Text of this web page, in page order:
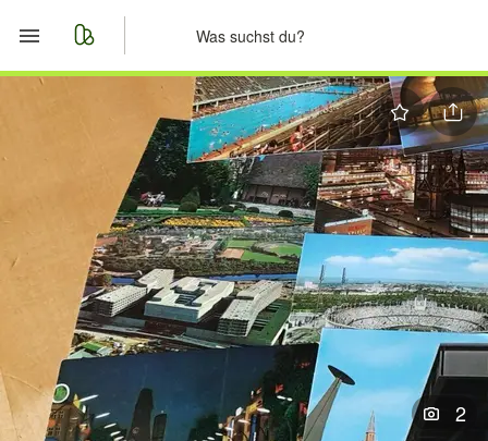
Merkliste
Nachrichten
Anzeige aufgeben
2